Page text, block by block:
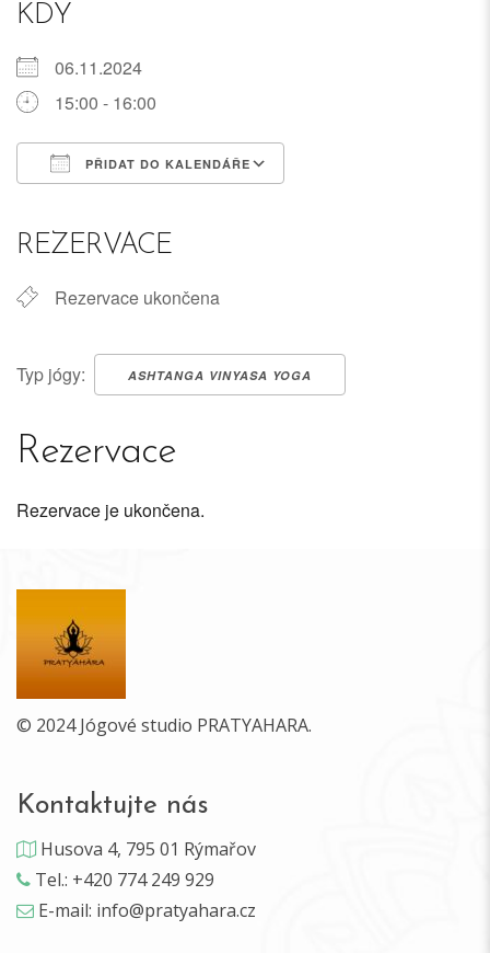
KDY
06.11.2024
15:00 - 16:00
PŘIDAT DO KALENDÁŘE
REZERVACE
Rezervace ukončena
Typ jógy: ASHTANGA VINYASA YOGA
Rezervace
Rezervace je ukončena.
© 2024 Jógové studio PRATYAHARA.
Kontaktujte nás
Husova 4, 795 01 Rýmařov
Tel.: +420 774 249 929
E-mail: info@pratyahara.cz